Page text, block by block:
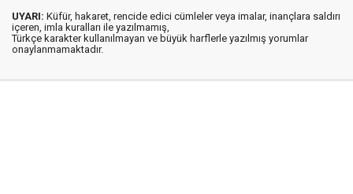
UYARI: Küfür, hakaret, rencide edici cümleler veya imalar, inançlara saldırı
içeren, imla kuralları ile yazılmamış,
Türkçe karakter kullanılmayan ve büyük harflerle yazılmış yorumlar
onaylanmamaktadır.